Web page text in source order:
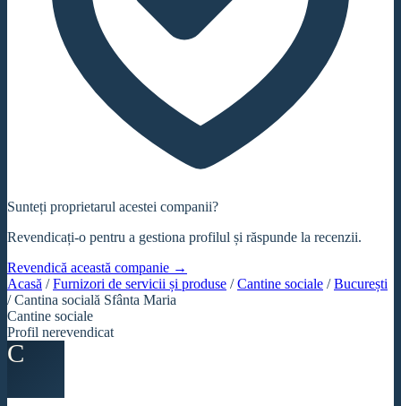
Sunteți proprietarul acestei companii?
Revendicați-o pentru a gestiona profilul și răspunde la recenzii.
Revendică această companie →
Acasă /Furnizori de servicii și produse /Cantine sociale /București
/Cantina socială Sfânta Maria
Cantine sociale
Profil nerevendicat
C